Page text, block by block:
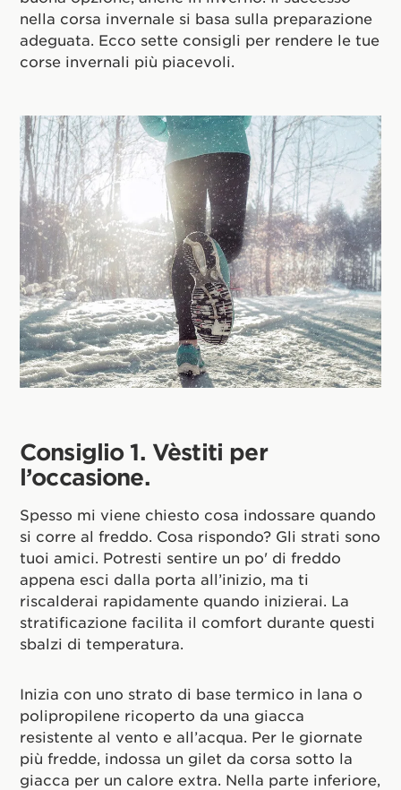
nella corsa invernale si basa sulla preparazione
adeguata. Ecco sette consigli per rendere le tue
corse invernali più piacevoli.
Consiglio 1. Vèstiti per
l’occasione.
Spesso mi viene chiesto cosa indossare quando
si corre al freddo. Cosa rispondo? Gli strati sono
tuoi amici. Potresti sentire un po' di freddo
appena esci dalla porta all’inizio, ma ti
riscalderai rapidamente quando inizierai. La
stratificazione facilita il comfort durante questi
sbalzi di temperatura.
Inizia con uno strato di base termico in lana o
polipropilene ricoperto da una giacca
resistente al vento e all’acqua. Per le giornate
più fredde, indossa un gilet da corsa sotto la
giacca per un calore extra. Nella parte inferiore,